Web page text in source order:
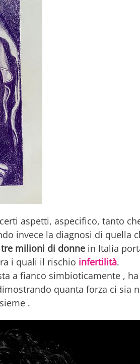
aspetti, aspecifico, tanto
invece la diagnosi di quella
tre milioni di donne in Italia
i quali il rischio infertilità.
a fianco simbioticamente ,
quanta forza ci sia
.